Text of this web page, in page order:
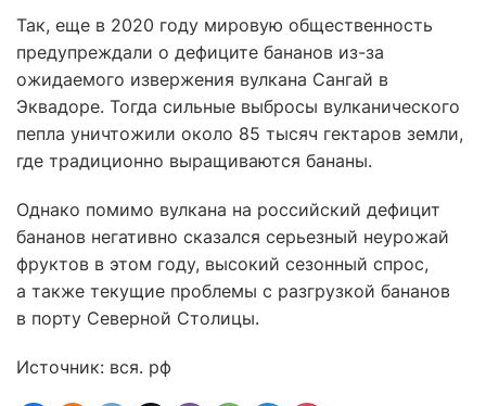
Так, еще в 2020 году мировую общественность
предупреждали о дефиците бананов из-за
ожидаемого извержения вулкана Сангай в
Эквадоре. Тогда сильные выбросы вулканического
пепла уничтожили около 85 тысяч гектаров земли,
где традиционно выращиваются бананы.
Однако помимо вулкана на российский дефицит
бананов негативно сказался серьезный неурожай
фруктов в этом году, высокий сезонный спрос,
а также текущие проблемы с разгрузкой бананов
в порту Северной Столицы.
Источник: вся. рф